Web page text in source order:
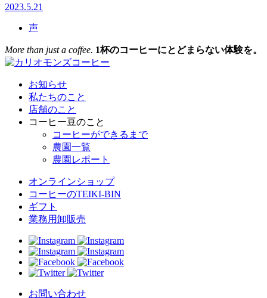
2023.5.21
声
More than just a coffee. 1杯のコーヒーにとどまらない体験を。
お知らせ
私たちのこと
店舗のこと
コーヒー豆のこと
コーヒーができるまで
農園一覧
農園レポート
オンラインショップ
コーヒーのTEIKI-BIN
ギフト
業務用卸販売
お問い合わせ